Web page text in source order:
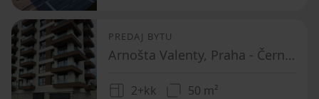
PREDAJ BYTU
Arnošta Valenty, Praha - Černý Most
2+kk 50 m²